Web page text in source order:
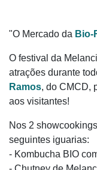
"O Mercado da Bio-
O festival da
atrações durante
Ramos, do CMCD,
aos visitantes!
Nos 2
seguintes iguarias:
- Kombucha BIO